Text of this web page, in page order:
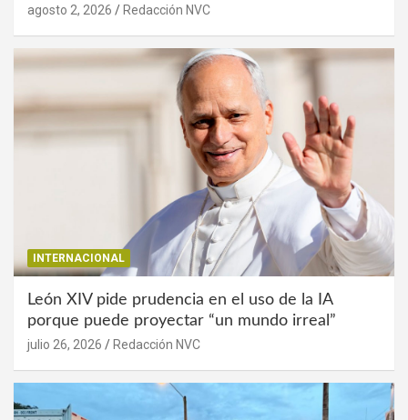
agosto 2, 2026 Redacción NVC
INTERNACIONAL
León XIV pide prudencia en el uso de la IA
porque puede proyectar “un mundo irreal”
julio 26, 2026 Redacción NVC